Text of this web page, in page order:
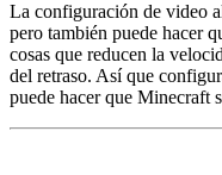
La configuración de video
pero también puede hacer
cosas que reducen la
del retraso. Así que
puede hacer que Minecraft